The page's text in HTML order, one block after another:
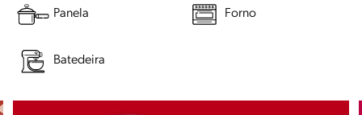
Panela Forno
Batedeira